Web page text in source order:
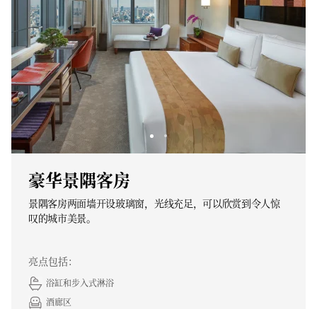
豪华景隅客房
景隅客房两面墙开设玻璃窗，光线充足，可以欣赏到令人惊
叹的城市美景。
亮点包括：
浴缸和步入式淋浴
酒廊区